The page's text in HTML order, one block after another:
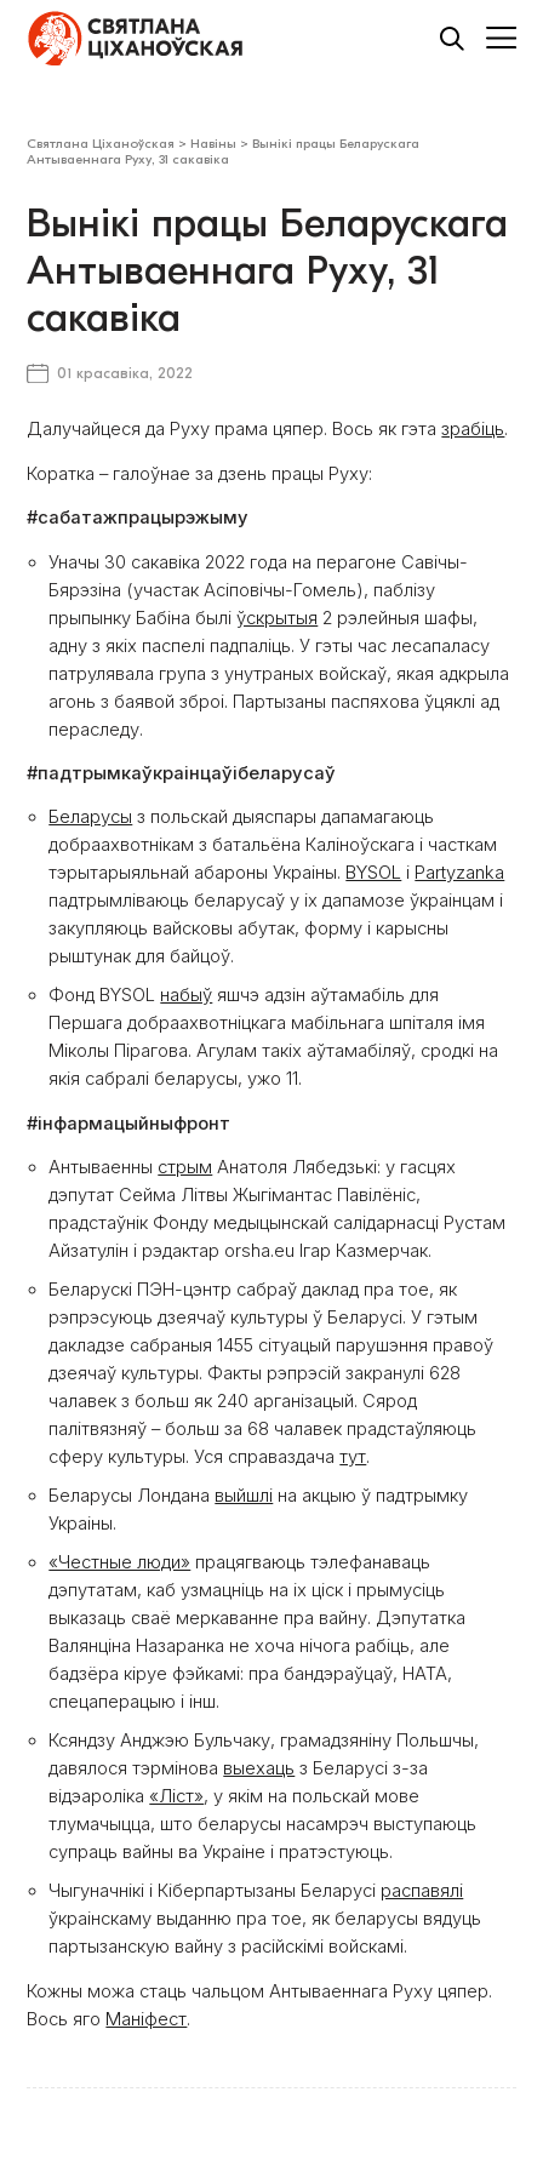
Святлана Ціханоўская > Навіны > Вынікі працы Беларускага
Антываеннага Руху, 31 сакавіка
Вынікі працы Беларускага
Антываеннага Руху, 31
сакавіка
01 красавіка, 2022
Далучайцеся да Руху прама цяпер. Вось як гэтазрабіць.
Коратка – галоўнае за дзень працы Руху:
#сабатажпрацырэжыму
Уначы 30 сакавіка 2022 года на перагоне Савічы-
Бярэзіна (участак Асіповічы-Гомель), паблізу
прыпынку Бабіна быліўскрытыя 2 рэлейныя шафы,
адну з якіх паспелі падпаліць. У гэты час лесапаласу
патрулявала група з унутраных войскаў, якая адкрыла
агонь з баявой зброі. Партызаны паспяхова ўцяклі ад
пераследу.
#падтрымкаўкраінцаўібеларусаў
Беларусы з польскай дыяспары дапамагаюць
добраахвотнікам з батальёна Каліноўскага і часткам
тэрытарыяльнай абароны Украіны. BYSOL і Partyzanka
падтрымліваюць беларусаў у іх дапамозе ўкраінцам і
закупляюць вайсковы абутак, форму і карысны
рыштунак для байцоў.
Фонд BYSOL набыў яшчэ адзін аўтамабіль для
Першага добраахвотніцкага мабільнага шпіталя імя
Міколы Пірагова. Агулам такіх аўтамабіляў, сродкі на
якія сабралі беларусы, ужо 11.
#інфармацыйныфронт
Антываенны стрым Анатоля Лябедзькі: у гасцях
дэпутат Сейма Літвы Жыгімантас Павілёніс,
прадстаўнік Фонду медыцынскай салідарнасці Рустам
Айзатулін і рэдактар ​​orsha.eu Ігар Казмерчак.
Беларускі ПЭН-цэнтр сабраў даклад пра тое, як
рэпрэсуюць дзеячаў культуры ў Беларусі. У гэтым
дакладзе сабраныя 1455 сітуацый парушэння правоў
дзеячаў культуры. Факты рэпрэсій закранулі 628
чалавек з больш як 240 арганізацый. Сярод
палітвязняў – больш за 68 чалавек прадстаўляюць
сферу культуры. Уся справаздачатут.
Беларусы Лондана выйшлі на акцыю ў падтрымку
Украіны.
«Честные люди» працягваюць тэлефанаваць
дэпутатам, каб узмацніць на іх ціск і прымусіць
выказаць сваё меркаванне пра вайну. Дэпутатка
Валянціна Назаранка не хоча нічога рабіць, але
бадзёра кіруе фэйкамі: пра бандэраўцаў, НАТА,
спецаперацыю і інш.
Ксяндзу Анджэю Бульчаку, грамадзяніну Польшчы,
давялося тэрмінова выехаць з Беларусі з-за
відэароліка «Ліст», у якім на польскай мове
тлумачыцца, што беларусы насамрэч выступаюць
супраць вайны ва Украіне і пратэстуюць.
Чыгуначнікі і Кіберпартызаны Беларусі распавялі
ўкраінскаму выданню пра тое, як беларусы вядуць
партызанскую вайну з расійскімі войскамі.
Кожны можа стаць чальцом Антываеннага Руху цяпер.
Вось яго Маніфест.